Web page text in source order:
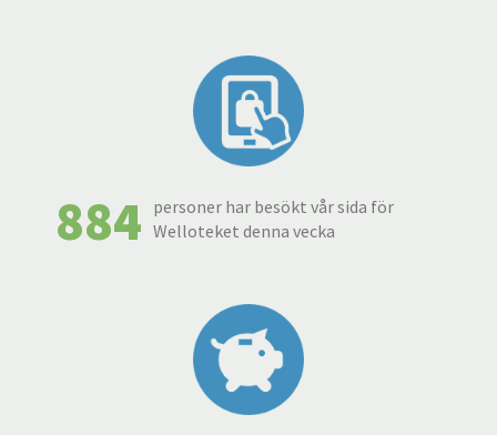
884 personer har besökt vår sida för
Welloteket denna vecka